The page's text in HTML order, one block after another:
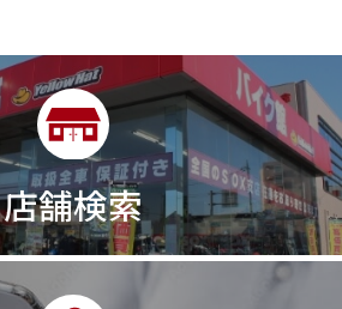
店舗検索